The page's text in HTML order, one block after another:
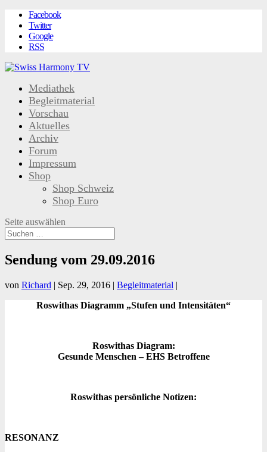
Facebook
Twitter
Google
RSS
Mediathek
Begleitmaterial
Vorschau
Aktuelles
Archiv
Forum
Impressum
Shop
Shop Schweiz
Shop Euro
Seite auswählen
Sendung vom 29.09.2016
von Richard | Sep. 29, 2016 | Begleitmaterial |
Roswithas Diagramm „Stufen und Intensitäten“
Roswithas Diagram:
Gesunde Menschen – EHS Betroffene
Roswithas persönliche Notizen:
RESONANZ